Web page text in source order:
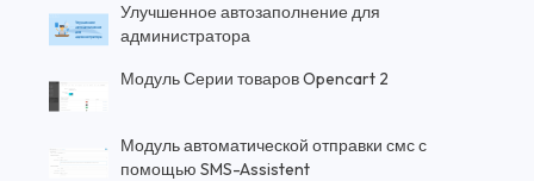
Улучшенное автозаполнение для
администратора
Модуль Серии товаров Opencart 2
Модуль автоматической отправки смс с
помощью SMS-Assistent